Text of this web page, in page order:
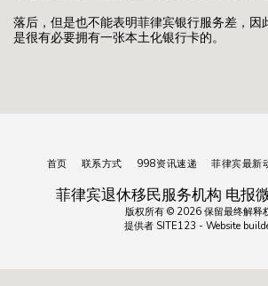
落后，但是也不能表明菲律宾银行服务差，因
是很有必要拥有一张本土化银行卡的。
菲律宾退休移民服务机构 电报
版权所有 © 2026 保留最终解释
提供者 SITE123 - Website
首页 联系方式 998资讯速递 菲律宾最新